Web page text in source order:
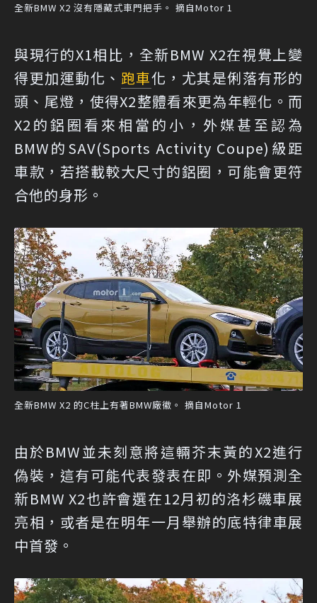
全新BMW X2 沒有隱藏式車門把手。 摘自Motor 1
與現行的X1相比，全新BMW X2在視覺上變
得更加運動化、 跑車化，尤其是俐落有形的
頭、尾燈，使得X2整體看來更為年輕化。而
X2的鋁圈看來相當的小，外媒甚至認為
BMW的SAV(Sports Activity Coupe)級距
車款，若搭載較大尺寸的鋁圈，可能會更符
合他的身形。
全新BMW X2 的C柱上有著BMW廠徽。 摘自Motor 1
由於BMW並未刻意將這輛芥末黃的X2進行
偽裝，這有可能代表發表在即。外媒預測全
新BMW X2也許會選在12月初的洛杉磯車展
亮相，或者是在明年一月舉辦的底特律車展
中首發。